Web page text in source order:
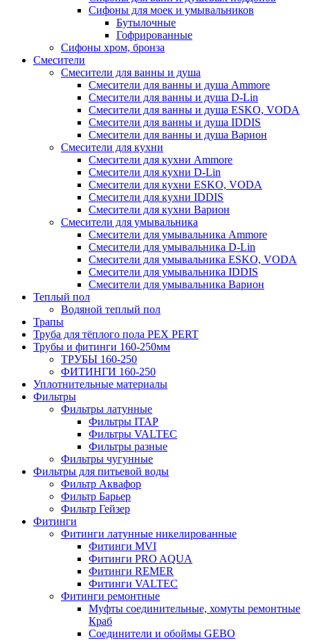
Сифоны для моек и умывальников
Бутылочные
Гофрированные
Сифоны хром, бронза
Смесители
Смесители для ванны и душа
Смесители для ванны и душа Ammore
Смесители для ванны и душа D-Lin
Смесители для ванны и душа ESKO, VODA
Смесители для ванны и душа IDDIS
Смесители для ванны и душа Варион
Смесители для кухни
Смесители для кухни Ammore
Смесители для кухни D-Lin
Смесители для кухни ESKO, VODA
Смесители для кухни IDDIS
Смесители для кухни Варион
Смесители для умывальника
Cмесители для умывальника Ammore
Смесители для умывальника D-Lin
Смесители для умывальника ESKO, VODA
Смесители для умывальника IDDIS
Смесители для умывальника Варион
Теплый пол
Водяной теплый пол
Трапы
Труба для тёплого пола PEX PERT
Трубы и фитинги 160-250мм
ТРУБЫ 160-250
ФИТИНГИ 160-250
Уплотнительные материалы
Фильтры
Фильтры латунные
Фильтры ITAP
Фильтры VALTEC
Фильтры разные
Фильтры чугунные
Фильтры для питьевой воды
Фильтр Аквафор
Фильтр Барьер
Фильтр Гейзер
Фитинги
Фитинги латунные никелированные
Фитинги MVI
Фитинги PRO AQUA
Фитинги REMER
Фитинги VALTEC
Фитинги ремонтные
Муфты соединительные, хомуты ремонтные
Краб
Соединители и обоймы GEBO